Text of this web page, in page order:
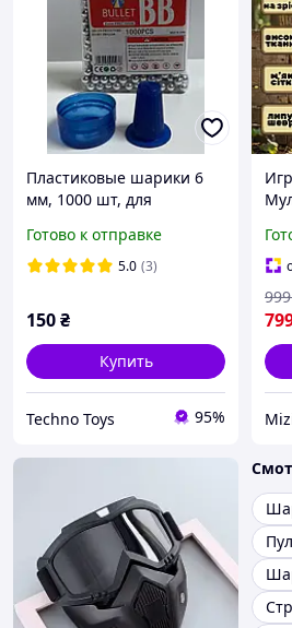
Пластиковые шарики 6
мм, 1000 шт, для
игрушечных пистолетов,
ABS-пластик, точные,
Готово к отправке
5.0 (3)
150₴
Купить
Techno Toys 95%
999